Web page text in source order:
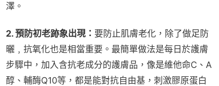
澤。
2. 預防初老跡象出現： 要防止肌膚老化，除了做足防
曬﹐抗氧化也是相當重要。最簡單做法是每日於護膚
步驟中，加入含抗老成分的護膚品，像是維他命C、A
醇、輔酶Q10等，都是能對抗自由基，刺激膠原蛋白